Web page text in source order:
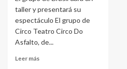
taller y presentará su
espectáculo El grupo de
Circo Teatro Circo Do
Asfalto, de...
Leer más